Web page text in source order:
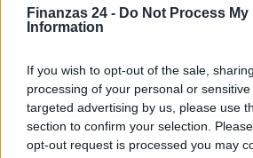
Finanzas 24 - Do Not Process My
Information
If you wish to opt-out of the sale,
processing of your personal or
targeted advertising by us, please use
section to confirm your selection.
opt-out request is processed you may